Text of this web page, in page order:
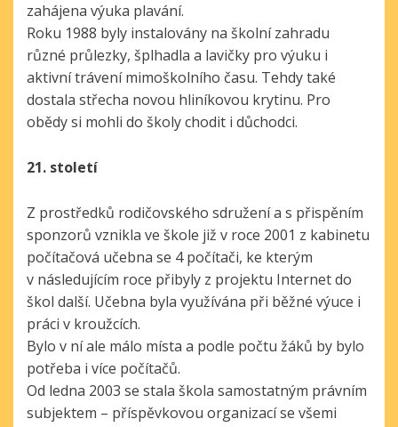
zahájena výuka plavání.
Roku 1988 byly instalovány na školní zahradu
různé průlezky, šplhadla a lavičky pro výuku i
aktivní trávení mimoškolního času. Tehdy také
dostala střecha novou hliníkovou krytinu. Pro
obědy si mohli do školy chodit i důchodci.
21. století
Z prostředků rodičovského sdružení a s přispěním
sponzorů vznikla ve škole již v roce 2001 z kabinetu
počítačová učebna se 4 počítači, ke kterým
v následujícím roce přibyly z projektu Internet do
škol další. Učebna byla využívána při běžné výuce i
práci v kroužcích.
Bylo v ní ale málo místa a podle počtu žáků by bylo
potřeba i více počítačů.
Od ledna 2003 se stala škola samostatným právním
subjektem – příspěvkovou organizací se všemi